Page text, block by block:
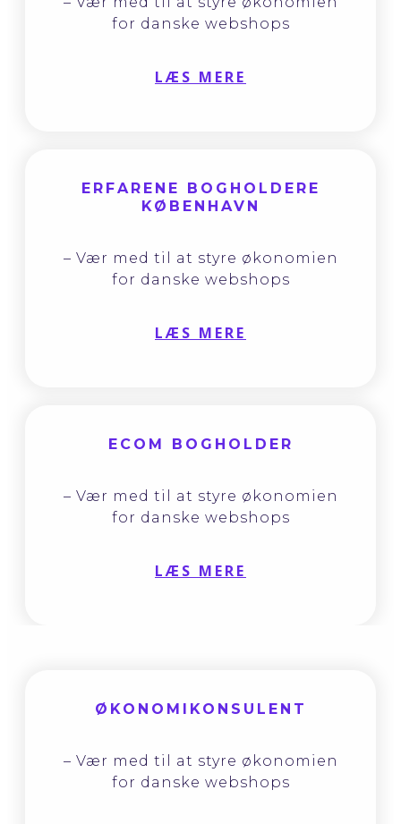
for danske webshops
LÆS MERE
ERFARENE BOGHOLDERE
KØBENHAVN
– Vær med til at styre økonomien
for danske webshops
LÆS MERE
ECOM BOGHOLDER
– Vær med til at styre økonomien
for danske webshops
LÆS MERE
ØKONOMIKONSULENT
– Vær med til at styre økonomien
for danske webshops